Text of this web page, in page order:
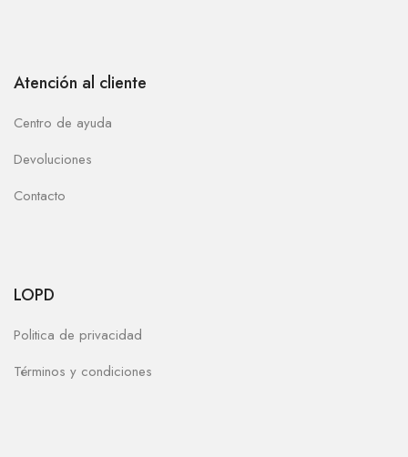
Atención al cliente
Centro de ayuda
Devoluciones
Contacto
LOPD
Politica de privacidad
Términos y condiciones